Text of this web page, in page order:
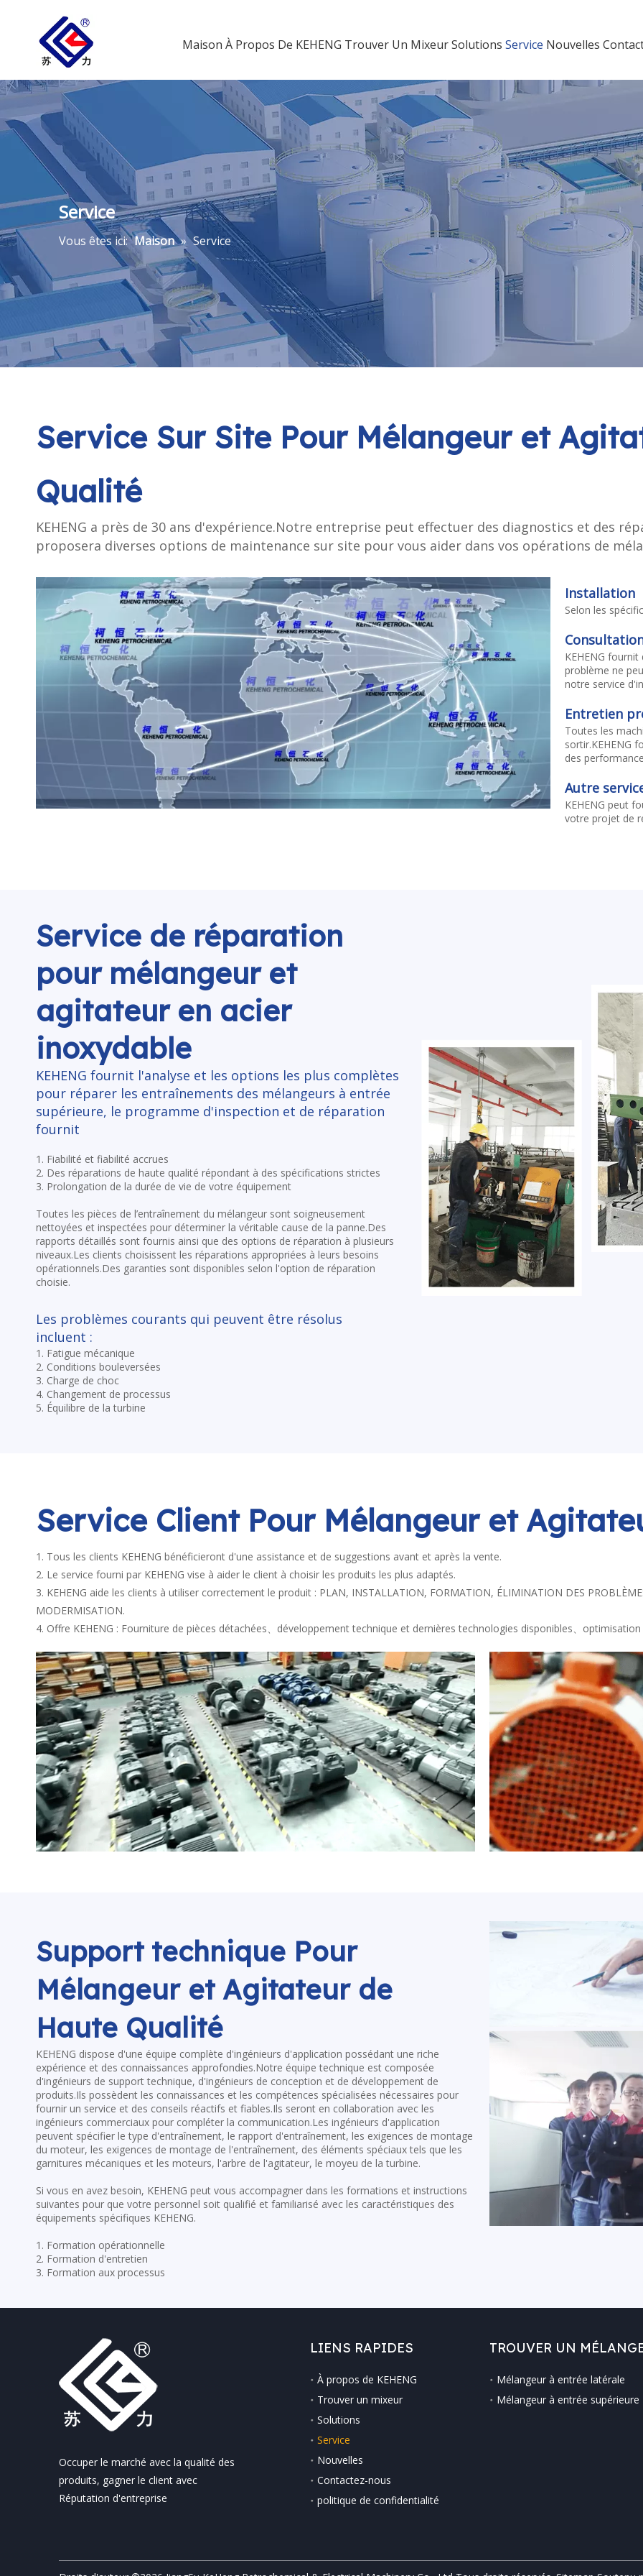
Maison À Propos De KEHENG Trouver Un MixeurSolutions Service Nouvelles
Service
Vous êtes ici: Maison » Service
Service Sur Site Pour Mélangeur et
Qualité
KEHENG a près de 30 ans d'expérience.Notre entreprise peut effectuer des diagnostics et des
proposera diverses options de maintenance sur site pour vous aider dans vos opérations de
Installation
Selon les
KEHENG
problème ne
notre service
Entretien
Toutes les
sortir.KEHENG
des
Autre
KEHENG peut
votre projet de
Service de réparation
pour mélangeur et
agitateur en acier
inoxydable
KEHENG fournit l'analyse et les options les plus complètes
pour réparer les entraînements des mélangeurs à entrée
supérieure, le programme d'inspection et de réparation
fournit
1. Fiabilité et fiabilité accrues
2. Des réparations de haute qualité répondant à des spécifications strictes
3. Prolongation de la durée de vie de votre équipement
Toutes les pièces de l’entraînement du mélangeur sont soigneusement
nettoyées et inspectées pour déterminer la véritable cause de la panne.Des
rapports détaillés sont fournis ainsi que des options de réparation à plusieurs
niveaux.Les clients choisissent les réparations appropriées à leurs besoins
opérationnels.Des garanties sont disponibles selon l'option de réparation
choisie.
Les problèmes courants qui peuvent être résolus
incluent :
1. Fatigue mécanique
2. Conditions bouleversées
3. Charge de choc
4. Changement de processus
5. Équilibre de la turbine
Service Client Pour Mélangeur et
Tous les clients KEHENG bénéficieront d'une assistance et de suggestions avant et après la vente.
Le service fourni par KEHENG vise à aider le client à choisir les produits les plus adaptés.
KEHENG aide les clients à utiliser correctement le produit : PLAN, INSTALLATION, FORMATION, ÉLIMINATION DES
MODERMISATION.
Offre KEHENG : Fourniture de pièces détachées、développement technique et dernières technologies disponibles、
Support technique Pour
Mélangeur et Agitateur de
Haute Qualité
KEHENG dispose d'une équipe complète d'ingénieurs d'application possédant une riche
expérience et des connaissances approfondies.Notre équipe technique est composée
d'ingénieurs de support technique, d'ingénieurs de conception et de développement de
produits.Ils possèdent les connaissances et les compétences spécialisées nécessaires pour
fournir un service et des conseils réactifs et fiables.Ils seront en collaboration avec les
ingénieurs commerciaux pour compléter la communication.Les ingénieurs d'application
peuvent spécifier le type d'entraînement, le rapport d'entraînement, les exigences de montage
du moteur, les exigences de montage de l'entraînement, des éléments spéciaux tels que les
garnitures mécaniques et les moteurs, l'arbre de l'agitateur, le moyeu de la turbine.
Si vous en avez besoin, KEHENG peut vous accompagner dans les formations et instructions
suivantes pour que votre personnel soit qualifié et familiarisé avec les caractéristiques des
équipements spécifiques KEHENG.
1. Formation opérationnelle
2. Formation d'entretien
3. Formation aux processus
Occuper le marché avec la qualité des
produits, gagner le client avec
Réputation d'entreprise
LIENS RAPIDES
À propos de KEHENG
Trouver un mixeur
Solutions
Service
Nouvelles
Contactez-nous
politique de confidentialité
TROUVER UN
Mélangeur à entrée latérale
Mélangeur à entrée supérieure